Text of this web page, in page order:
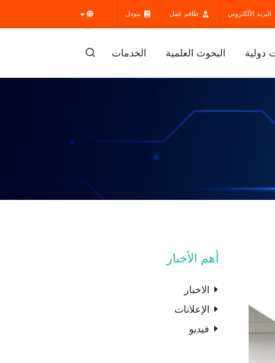
البريد الألكتروني طاقم عمل مودل
دولية البحوث العلمية الخدمات
أهم الأخبار
الاخبار
الإعلانات
فيديو